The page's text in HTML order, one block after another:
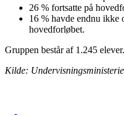
26 % fortsatte på
16 % havde endnu ikke
hovedforløbet.
Gruppen består af 1.245 elever.
Kilde: